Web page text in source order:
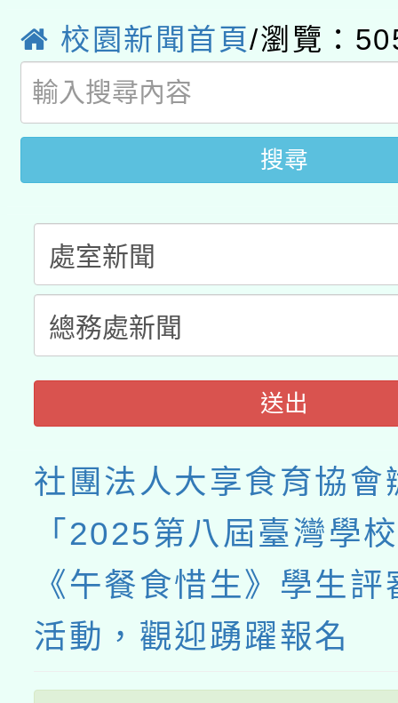
薪期間赴陸應申請許可
業技術研究院辦理「
用水績優單位及節水達
115年8月22日(星期六
桃園市孔廟祈福系列
開 智慧啟航」
2026年桃園地景藝術
校園新聞首頁/瀏覽：
搜尋
送出
社團法人大享食育協會
「2025第八屆臺灣學
《午餐食惜生》學生
活動，觀迎踴躍報名